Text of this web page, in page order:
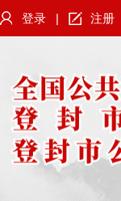
登录 | 注册